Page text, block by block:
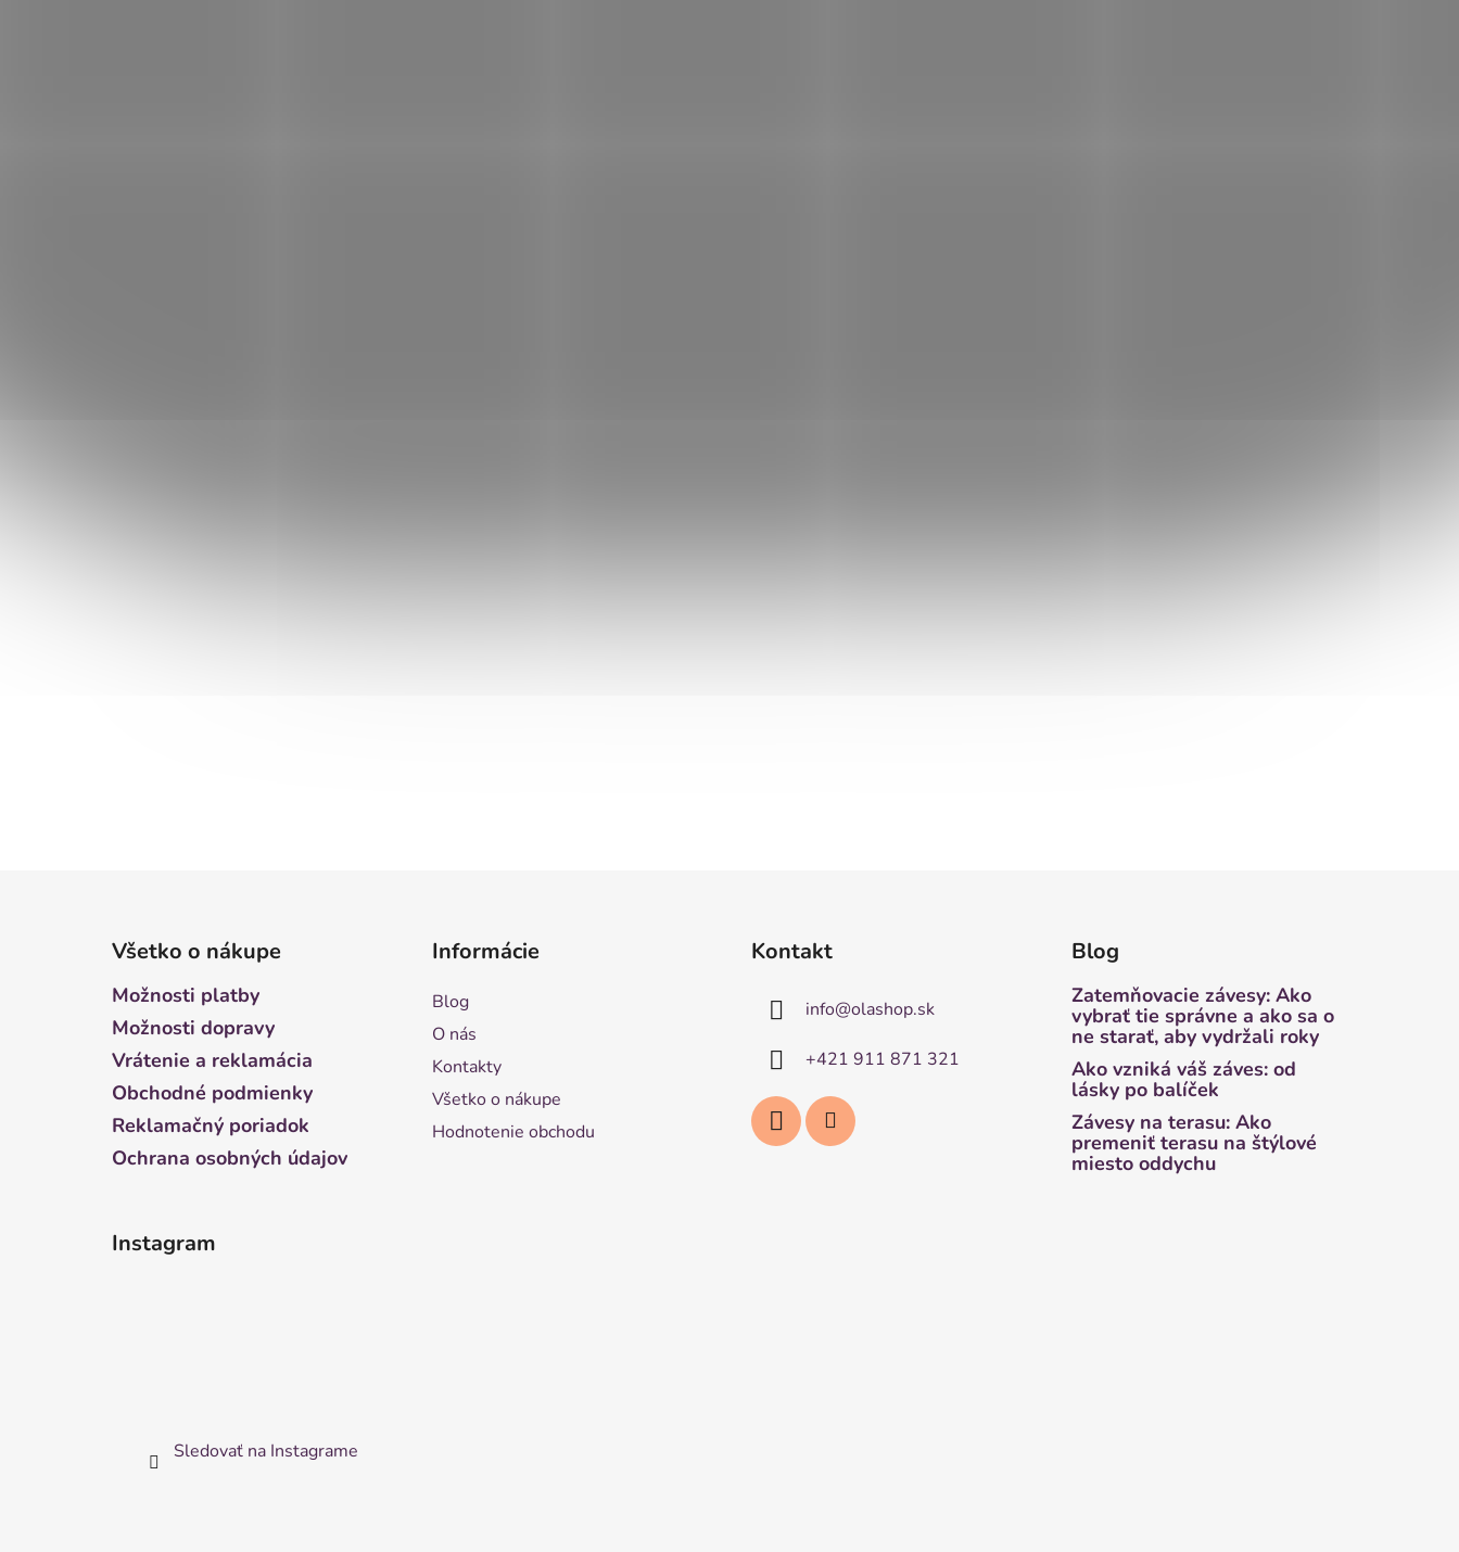
Všetko o nákupe
Možnosti platby
Možnosti dopravy
Vrátenie a reklamácia
Obchodné podmienky
Reklamačný poriadok
Ochrana osobných údajov
Informácie
Blog
O nás
Kontakty
Všetko o nákupe
Hodnotenie obchodu
Kontakt
info@olashop.sk
+421 911 871 321
Blog
Zatemňovacie závesy: Ako
vybrať tie správne a ako sa o
ne starať, aby vydržali roky
Ako vzniká váš záves: od
lásky po balíček
Závesy na terasu: Ako
premeniť terasu na štýlové
miesto oddychu
Instagram
Sledovať na Instagrame